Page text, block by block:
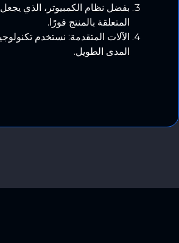
بفضل نظام الكمبيوتر، الذي
المتعلقة بالمنتج فورًا.
الآلات المتقدمة: نستخدم
المدى الطويل.